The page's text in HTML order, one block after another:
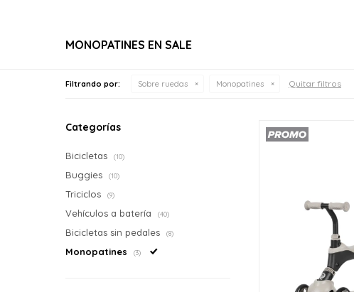
MONOPATINES EN SALE
Filtrando por: Sobre ruedas Monopatines Quitar filtros
Categorías
Bicicletas (10)
Buggies (10)
Triciclos (9)
Vehículos a batería (40)
Bicicletas sin pedales (8)
Monopatines (3)